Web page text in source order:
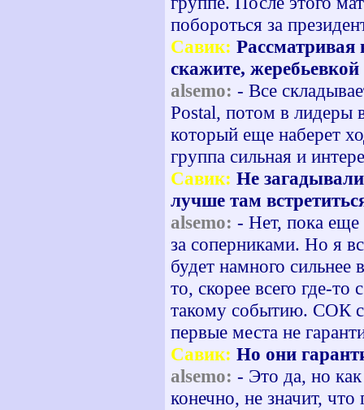
побороться за
Савик: Рассматривая
скажите,
alsemo: - Все
Postal, потом в лидеры
который еще наберет
группа сильная и
Савик: Не
лучше там
alsemo: - Нет, пока еще
за соперниками. Но я
будет намного
то, скорее всего где-
такому событию. СОК
первые места не
Савик: Но они
alsemo: - Это да, но
конечно, не значит, что